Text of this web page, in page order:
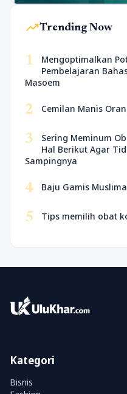
trending_upTrending Now
1
Mengoptimalkan
Pembelajaran
Masoem
2 Cemilan Manis
3
Sering Meminum
Hal Berikut Agar
Sampingnya
4 Baju Gamis
5 Tips memilih obat
Kategori
Bisnis